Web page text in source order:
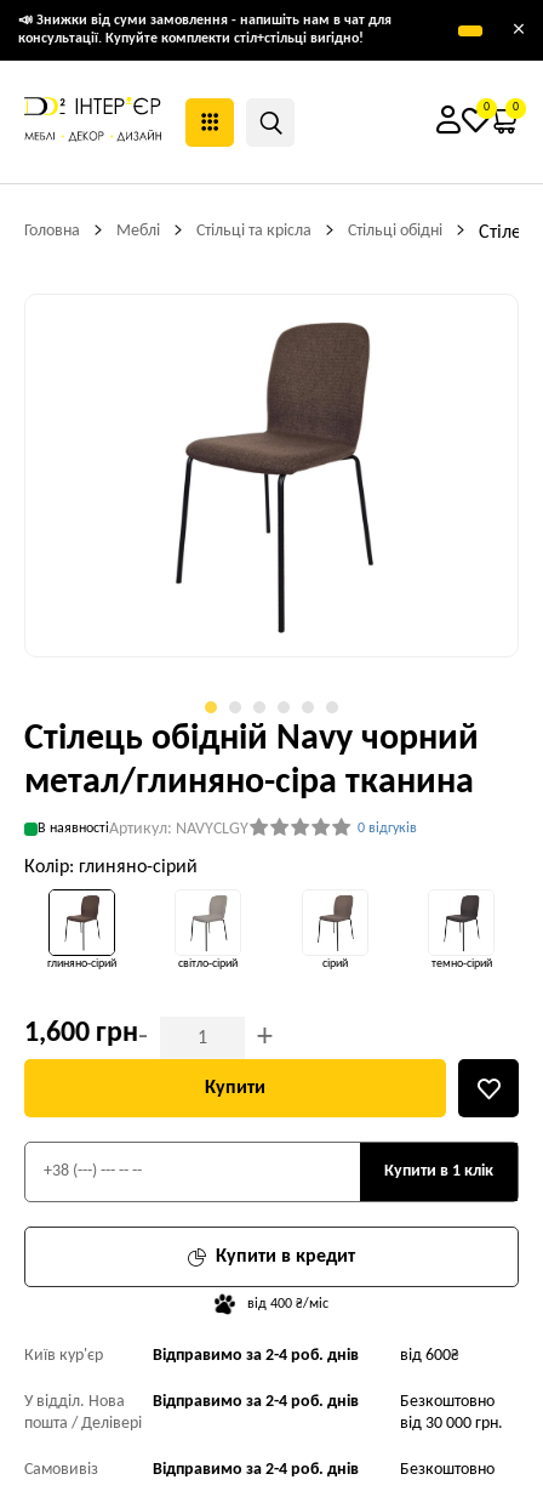
📣 Знижки від суми замовлення - напишіть нам в чат для
консультації. Купуйте комплекти стіл+стільці вигідно!
×
0 0
Головна Меблі Стільці та крісла Стільці обідні
Стілець обідній Navy чорний
метал/глиняно-сіра тканина
В наявностіАртикул: NAVYCLGY 0 відгуків
Колір: глиняно-сірий
глиняно-сірий світло-сірий сірий темно-сірий
1,600 грн- +
Купити
Купити в кредит
від 400 ₴/міс
Купити в 1 клік
Київ кур'єр Відправимо за 2-4 роб. днів від 600₴
У відділ. Нова
пошта / Делівері
Відправимо за 2-4 роб. днів
Безкоштовно
від 30 000 грн.
Самовивіз Відправимо за 2-4 роб. днів Безкоштовно